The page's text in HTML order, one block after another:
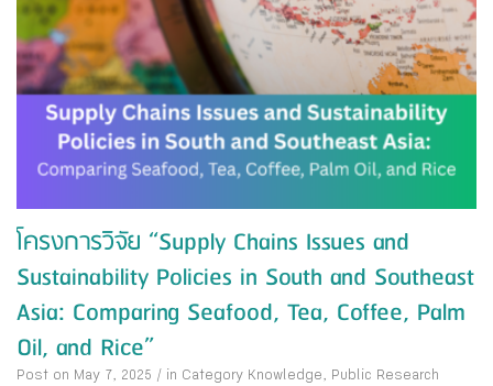
โครงการวิจัย “Supply Chains Issues and
Sustainability Policies in South and Southeast
Asia: Comparing Seafood, Tea, Coffee, Palm
Oil, and Rice”
Post on May 7, 2025 / in Category Knowledge, Public Research